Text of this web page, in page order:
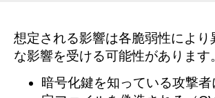
想定される影響は各脆弱性によ
な影響を受ける可能性があります
暗号化鍵を知っている攻撃